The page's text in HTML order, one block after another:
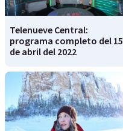
Telenueve Central:
programa completo del 15
de abril del 2022